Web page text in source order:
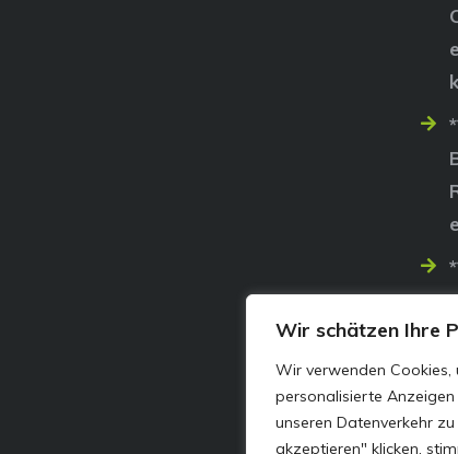
Wir schätzen Ihre
Wir verwenden Cookies,
personalisierte
unseren Datenverkehr
akzeptieren" klicken,